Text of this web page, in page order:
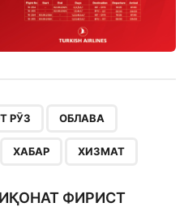
РӮЗ ОБЛАВА
ХАБАР ХИЗМАТ
ФИРИСТ